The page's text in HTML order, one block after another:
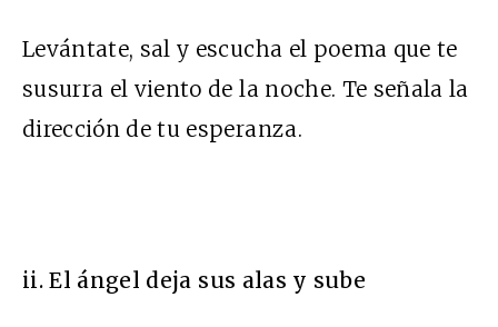
Levántate, sal y escucha el poema que te
susurra el viento de la noche. Te señala la
dirección de tu esperanza.
ii. El ángel deja sus alas y sube